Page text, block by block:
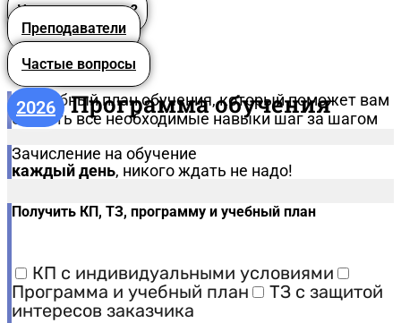
Что вы получите?
Преподаватели
Частые вопросы
Программа обучения
2026
Подробный план обучения, который поможет вам
освоить все необходимые навыки шаг за шагом
Зачисление на обучение
каждый день, никого ждать не надо!
Получить КП, ТЗ, программу и учебный план
КП с индивидуальными условиями
Программа и учебный план
ТЗ с защитой
интересов заказчика